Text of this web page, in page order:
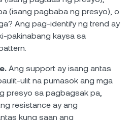
(isang pagbaba ng presyo), o
Ang pag-identify ng trend ay
pakinabang kaysa sa
Ang support ay isang antas
ulit na pumasok ang mga
presyo sa pagbagsak pa,
resistance ay ang
kung saan ang